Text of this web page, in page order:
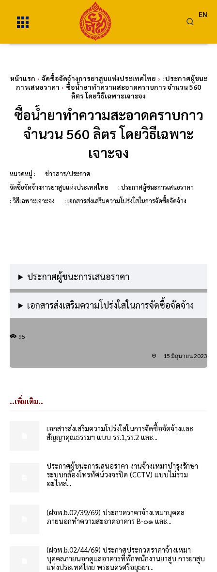
EN
หน้าแรก จัดซื้อจัดจ้างการยาสูบแห่งประเทศไทย
: ประกาศผู้ชนะ
การเสนอราคา
ซื้อน้ำยาทำความสะอาดคราบกาว จำนวน 560
ลิตร โดยวิธีเฉพาะเจาะจง
ซื้อน้ำยาทำความสะอาดคราบกาว
จำนวน 560 ลิตร โดยวิธีเฉพาะ
เจาะจง
หมวดหมู่ :
ข่าวสาร/ประกาศ
จัดซื้อจัดจ้างการยาสูบแห่งประเทศไทย
: ประกาศผู้ชนะการเสนอราคา
: วิธีเฉพาะเจาะจง
: เอกสารส่งเสริมความโปร่งใสในการจัดซื้อจัดจ้าง
ประกาศผู้ชนะการเสนอราคา
เอกสารส่งเสริมความโปร่งใสในการจัดซื้อจัดจ้าง
95
15 มิถุนายน 2023
..เพิ่มเติม..
เอกสารส่งเสริมความโปร่งใสในการจัดซื้อจัดจ้างและ
สัญญาคุณธรรมฯ แบบ รร.1,รร.2 และ...
ประกาศผู้ชนะการเสนอราคา งานจ้างเหมาบำรุงรักษา
ระบบกล้องโทรทัศน์วงจรปิด (CCTV) แบบไม่รวม
อะไหล่...
(ฝจพ.b.02/39/69) ประกวดราคาจ้างเหมาบุคคล
ภายนอกทำความสะอาดอาคาร B-๐๑ และ...
(ฝจพ.b.02/44/69) ประกาศประกวดราคาจ้างเหมา
บุคคลภายนอกดูแลอาคารที่พักพนักงานยาสูบ การยาสูบ
แห่งประเทศไทย พระนครศรีอยุธยา...